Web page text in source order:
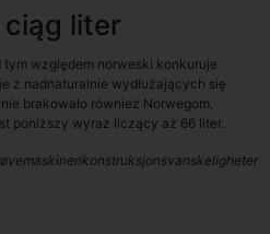
liter
tym względem norweski konkuruje
z nadnaturalnie wydłużających się
brakowało również Norwegom,
poniższy wyraz liczący aż 66 liter.